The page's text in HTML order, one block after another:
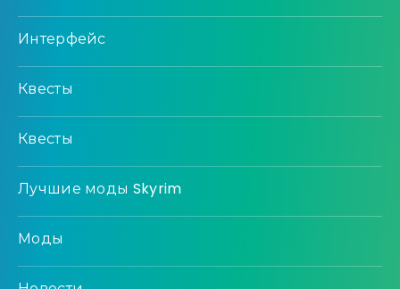
Интерфейс
Квесты
Квесты
Лучшие моды Skyrim
Моды